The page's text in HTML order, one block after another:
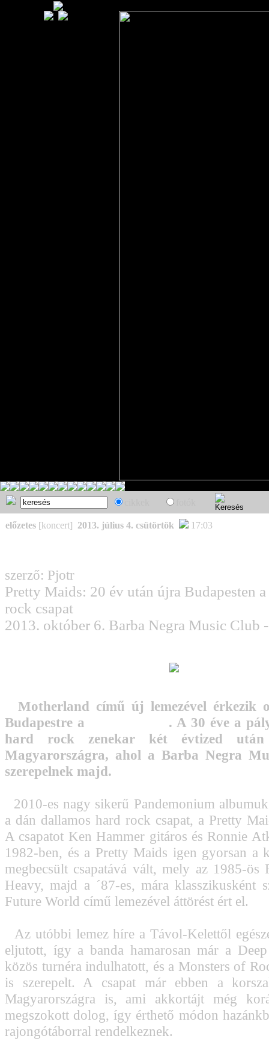
előzetes [koncert] 2013. július 4. csütörtök 17:03
szerző: Pjotr
Pretty Maids: 20 év után újra Budapesten
rock csapat
2013. október 6. Barba Negra Music Club
Motherland című új lemezével érkezik
Budapestre a
. A 30 éve a
hard rock zenekar két évtized
Magyarországra, ahol a Barba Negra
szerepelnek majd.
2010-es nagy sikerű Pandemonium
a dán dallamos hard rock csapat, a Pretty
A csapatot Ken Hammer gitáros és Ronnie
1982-ben, és a Pretty Maids igen gyorsan a
megbecsült csapatává vált, mely az 1985-ös
Heavy, majd a ´87-es, mára klasszikusként
Future World című lemezével áttörést ért el.
Az utóbbi lemez híre a Távol-Kelettől
eljutott, így a banda hamarosan már a
közös turnéra indulhatott, és a Monsters of
is szerepelt. A csapat már ebben a
Magyarországra is, ami akkortájt még
megszokott dolog, így érthető módon
rajongótáborral rendelkeznek.